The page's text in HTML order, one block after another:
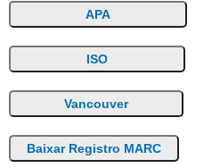
APA
ISO
Vancouver
Baixar Registro MARC